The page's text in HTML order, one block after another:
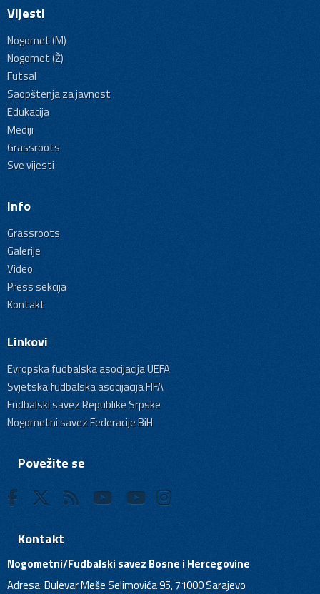
Vijesti
Nogomet (M)
Nogomet (Ž)
Futsal
Saopštenja za javnost
Edukacija
Mediji
Grassroots
Sve vijesti
Info
Grassroots
Galerije
Video
Press sekcija
Kontakt
Linkovi
Evropska fudbalska asocijacija UEFA
Svjetska fudbalska asocijacija FIFA
Fudbalski savez Republike Srpske
Nogometni savez Federacije BiH
Povežite se
Kontakt
Nogometni/Fudbalski savez Bosne i Hercegovine
Adresa: Bulevar Meše Selimovića 95, 71000 Sarajevo